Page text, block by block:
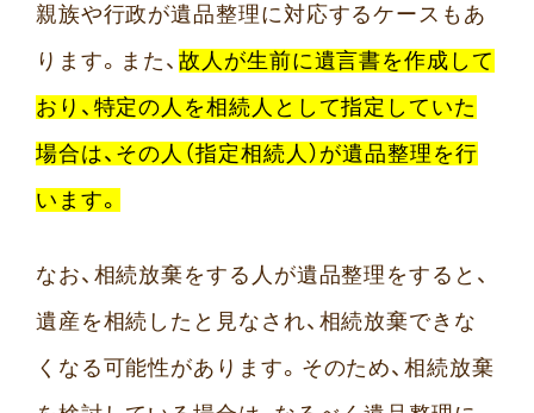
親族や行政が遺品整理に対応するケースもあ
ります。また、故人が生前に遺言書を作成して
おり、特定の人を相続人として指定していた
場合は、その人（指定相続人）が遺品整理を行
います。
なお、相続放棄をする人が遺品整理をすると、
遺産を相続したと見なされ、相続放棄できな
くなる可能性があります。そのため、相続放棄